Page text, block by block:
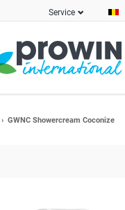
Service
GWNC Showercream Coconize